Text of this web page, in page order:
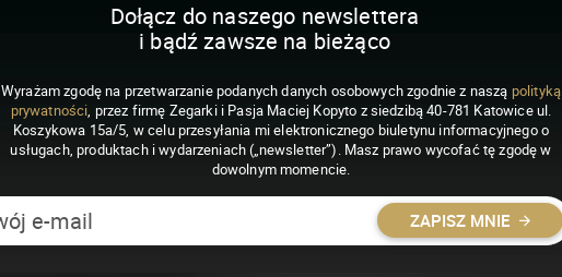
Dołącz do naszego newslettera
i bądź zawsze na bieżąco
Wyrażam zgodę na przetwarzanie podanych danych osobowych zgodnie z naszą polityką
prywatności, przez firmę Zegarki i Pasja Maciej Kopyto z siedzibą 40-781 Katowice ul.
Koszykowa 15a/5, w celu przesyłania mi elektronicznego biuletynu informacyjnego o
usługach, produktach i wydarzeniach („newsletter”). Masz prawo wycofać tę zgodę w
dowolnym momencie.
ZAPISZ MNIE